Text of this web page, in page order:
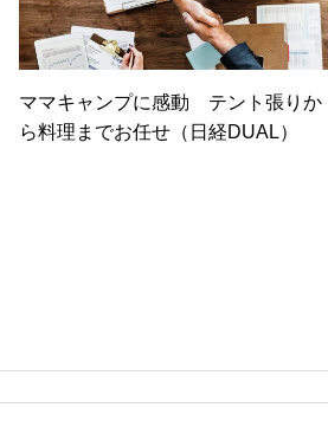
ママキャンプに感動 テント張りか
ら料理までお任せ（日経DUAL）